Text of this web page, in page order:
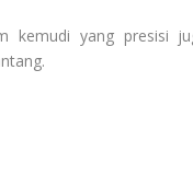
kemudi yang presisi